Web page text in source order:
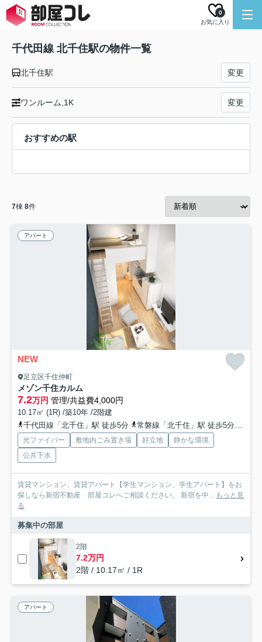
お気に入り
0
千代田線 北千住駅の物件一覧
北千住駅 変更
ワンルーム,1K 変更
おすすめの駅
7棟 8件
アパート
NEW
足立区千住仲町
メゾン千住カルム
7.2万円 管理/共益費4,000円
10.17㎡ (1R) /築10年 /2階建
千代田線「北千住」駅 徒歩5分
常磐線「北千住」駅 徒歩5分
光ファイバー 敷地内ごみ置き場 好立地
静かな環境
公共下水
賃貸マンション、賃貸アパート【学生マンション、学生アパート】をお
探しなら新宿不動産 部屋コレへご相談ください。 新宿を中... もっと見
る
募集中の部屋
2階
7.2万円
2階 / 10.17㎡ / 1R
アパート